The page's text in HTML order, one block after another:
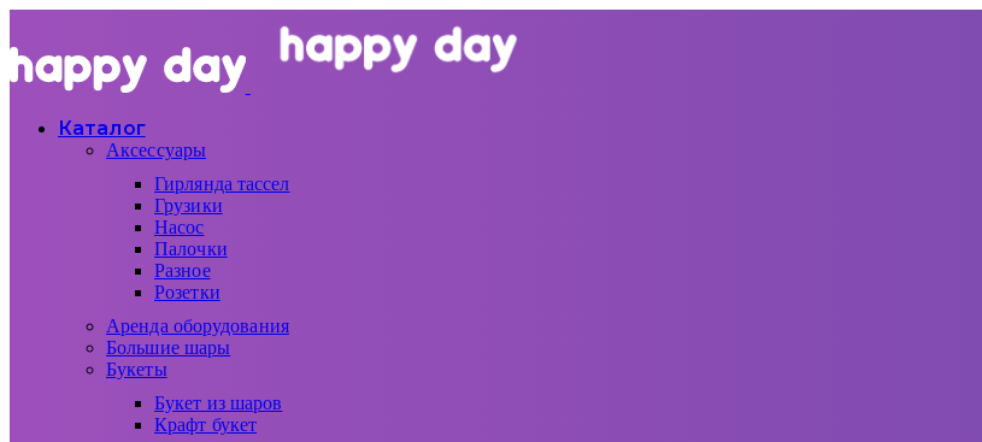
Каталог
Аксессуары
Гирлянда тассел
Грузики
Насос
Палочки
Разное
Розетки
Аренда оборудования
Большие шары
Букеты
Букет из шаров
Крафт букет